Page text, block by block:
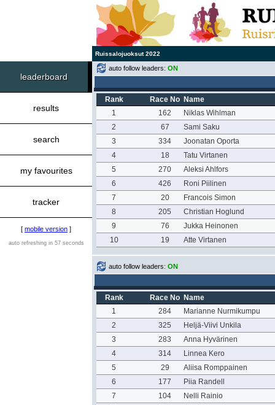
Ruissalojuoksut 2022
leaderboard
results
search
my favourites
tracker
[ mobile version ]
auto refreshing in 57 seconds
auto follow leaders: ON
Rank Race No Name
1
162
Niklas Wihlman
2
67
Sami Saku
3
334
Joonatan Oporta
4
18
Tatu Virtanen
5
270
Aleksi Ahlfors
6
426
Roni Piilinen
7
20
Francois Simon
8
205
Christian Hoglund
9
76
Jukka Heinonen
10
19 Atte Virtanen
auto follow leaders: ON
Rank Race No Name
1
284
Marianne Nurmikumpu
2
325
Heljä-Viivi Unkila
3
283
Anna Hyvärinen
4
314
Linnea Kero
5
29
Aliisa Romppainen
6
177
Piia Randell
7
104
Nelli Rainio